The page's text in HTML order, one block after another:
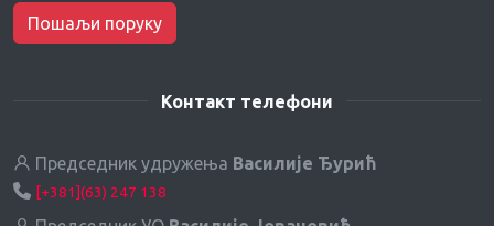
Пошаљи поруку
Контакт телефони
Председник удружења Василије Ђурић
[+381](63) 247 138